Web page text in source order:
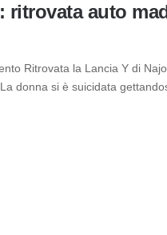
ritrovata auto
Ritrovata la Lancia Y di
donna si è suicidata